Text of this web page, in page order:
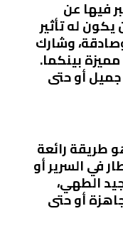
فيها عن
له تأثير
وشارك
بينكما.
أو حتى
طريقة رائعة
في السرير أو
الطهي،
أو حتى